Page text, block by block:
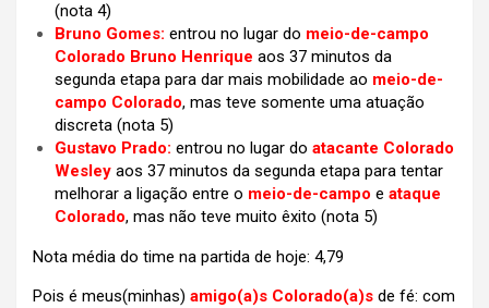
(nota 4)
Bruno Gomes: entrou no lugar do meio-de-campo
Colorado Bruno Henrique aos 37 minutos da
segunda etapa para dar mais mobilidade ao meio-de-
campo Colorado, mas teve somente uma atuação
discreta (nota 5)
Gustavo Prado: entrou no lugar do atacante Colorado
Wesley aos 37 minutos da segunda etapa para tentar
melhorar a ligação entre o meio-de-campo e ataque
Colorado, mas não teve muito êxito (nota 5)
Nota média do time na partida de hoje: 4,79
Pois é meus(minhas) amigo(a)s Colorado(a)s de fé: com